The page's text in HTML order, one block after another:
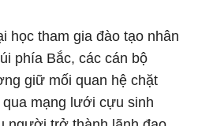
học tham gia đào tạo nhân
phía Bắc, các cán bộ
giữ mối quan hệ chặt
mạng lưới cựu sinh